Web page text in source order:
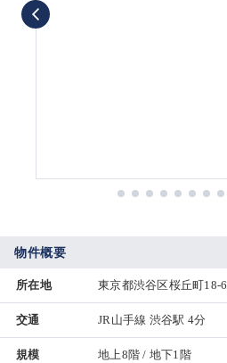
物件概要
所在地 東京都渋谷区桜丘町18-6
交通 JR山手線 渋谷駅 4分
規模 地上8階 / 地下1階